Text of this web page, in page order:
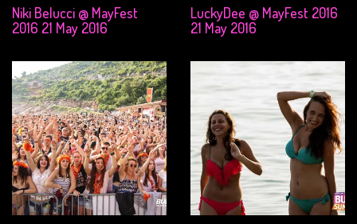
Niki Belucci @ MayFest
2016 21 May 2016
LuckyDee @ MayFest 2016
21 May 2016